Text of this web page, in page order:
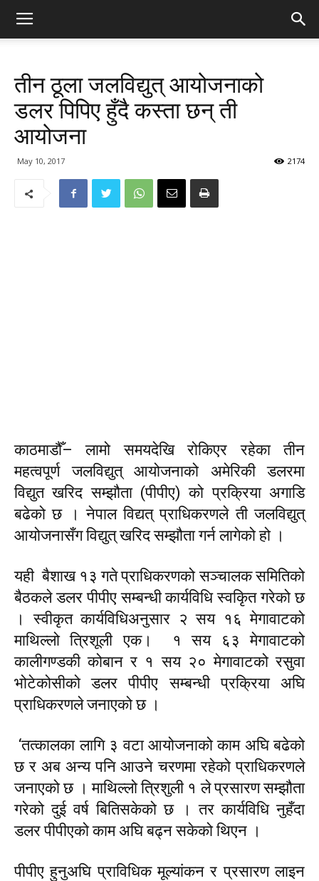
तीन ठूला जलविद्युत् आयोजनाको
डलर पिपिए हुँदै कस्ता छन् ती
आयोजना
May 10, 2017 2174
काठमाडौँ– लामो समयदेखि रोकिएर रहेका तीन
महत्वपूर्ण जलविद्युत् आयोजनाको अमेरिकी डलरमा
विद्युत खरिद सम्झौता (पीपीए) को प्रक्रिया अगाडि
बढेको छ । नेपाल विद्यत् प्राधिकरणले ती जलविद्युत्
आयोजनासँग विद्युत् खरिद सम्झौता गर्न लागेको हो ।
यही बैशाख १३ गते प्राधिकरणको सञ्चालक समितिको
बैठकले डलर पीपीए सम्बन्धी कार्यविधि स्वकिृत गरेको छ
। स्वीकृत कार्यविधिअनुसार २ सय १६ मेगावाटको
माथिल्लो त्रिशूली एक। १ सय ६३ मेगावाटको
कालीगण्डकी कोबान र १ सय २० मेगावाटको रसुवा
भोटेकोसीको डलर पीपीए सम्बन्धी प्रक्रिया अघि
प्राधिकरणले जनाएको छ ।
‘तत्कालका लागि ३ वटा आयोजनाको काम अघि बढेको
छ र अब अन्य पनि आउने चरणमा रहेको प्राधिकरणले
जनाएको छ । माथिल्लो त्रिशुली १ ले प्रसारण सम्झौता
गरेको दुई वर्ष बितिसकेको छ । तर कार्यविधि नुहँदा
डलर पीपीएको काम अघि बढ्न सकेको थिएन ।
पीपीए हुनुअघि प्राविधिक मूल्यांकन र प्रसारण लाइन